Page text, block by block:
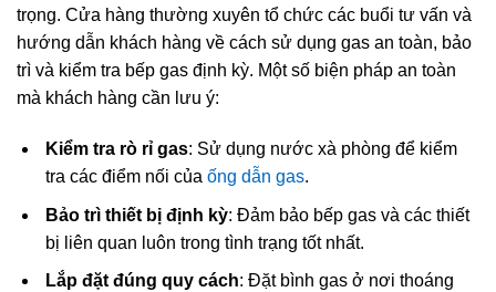
trọng. Cửa hàng thường xuyên tổ chức các buổi tư vấn và
hướng dẫn khách hàng về cách sử dụng gas an toàn, bảo
trì và kiểm tra bếp gas định kỳ. Một số biện pháp an toàn
mà khách hàng cần lưu ý:
Kiểm tra rò rỉ gas: Sử dụng nước xà phòng để kiểm
tra các điểm nối của ống dẫn gas.
Bảo trì thiết bị định kỳ: Đảm bảo bếp gas và các thiết
bị liên quan luôn trong tình trạng tốt nhất.
Lắp đặt đúng quy cách: Đặt bình gas ở nơi thoáng